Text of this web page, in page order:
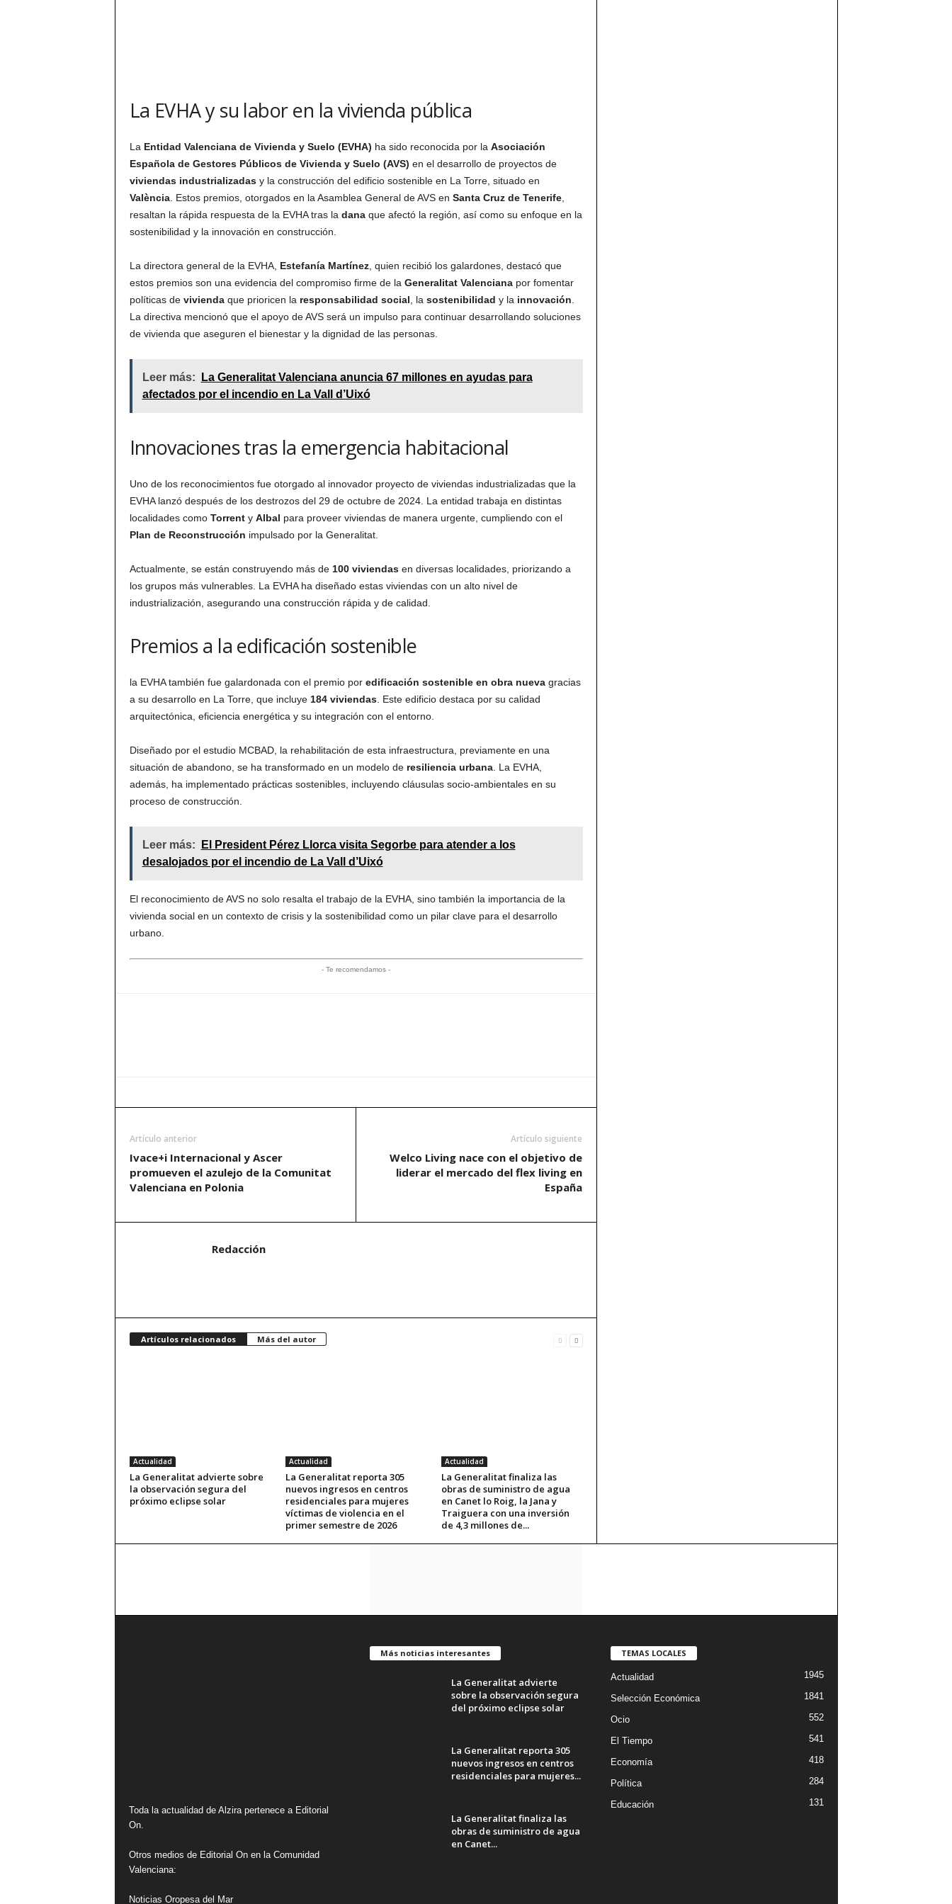
La EVHA y su labor en la vivienda pública
La Entidad Valenciana de Vivienda y Suelo (EVHA) ha sido reconocida por la Asociación
Española de Gestores Públicos de Vivienda y Suelo (AVS) en el desarrollo de proyectos de
viviendas industrializadasy la construcción del edificio sostenible en La Torre, situado en
València. Estos premios, otorgados en la Asamblea General de AVS en Santa Cruz de Tenerife,
resaltan la rápida respuesta de la EVHA tras la danaque afectó la región, así como su enfoque en la
sostenibilidad y la innovación en construcción.
La directora general de la EVHA, Estefanía Martínez, quien recibió los galardones, destacó que
estos premios son una evidencia del compromiso firme de la Generalitat Valencianapor fomentar
políticas de viviendaque prioricen la responsabilidad social, la sostenibilidad y la innovación.
La directiva mencionó que el apoyo de AVS será un impulso para continuar desarrollando soluciones
de vivienda que aseguren el bienestar y la dignidad de las personas.
Leer más:
La Generalitat Valenciana anuncia 67 millones en ayudas para
afectados por el incendio en La Vall d’Uixó
Innovaciones tras la emergencia habitacional
Uno de los reconocimientos fue otorgado al innovador proyecto de viviendas industrializadas que la
EVHA lanzó después de los destrozos del 29 de octubre de 2024. La entidad trabaja en distintas
localidades como Torrenty Albal para proveer viviendas de manera urgente, cumpliendo con el
Plan de Reconstrucción impulsado por la Generalitat.
Actualmente, se están construyendo más de 100 viviendasen diversas localidades, priorizando a
los grupos más vulnerables. La EVHA ha diseñado estas viviendas con un alto nivel de
industrialización, asegurando una construcción rápida y de calidad.
Premios a la edificación sostenible
la EVHA también fue galardonada con el premio por edificación sostenible en obra nuevagracias
a su desarrollo en La Torre, que incluye 184 viviendas. Este edificio destaca por su calidad
arquitectónica, eficiencia energética y su integración con el entorno.
Diseñado por el estudio MCBAD, la rehabilitación de esta infraestructura, previamente en una
situación de abandono, se ha transformado en un modelo de resiliencia urbana. La EVHA,
además, ha implementado prácticas sostenibles, incluyendo cláusulas socio-ambientales en su
proceso de construcción.
Leer más:
El President Pérez Llorca visita Segorbe para atender a los
desalojados por el incendio de La Vall d’Uixó
El reconocimiento de AVS no solo resalta el trabajo de la EVHA, sino también la importancia de la
vivienda social en un contexto de crisis y la sostenibilidad como un pilar clave para el desarrollo
urbano.
- Te recomendamos -
Artículo anterior
Ivace+i Internacional y Ascer
promueven el azulejo de la Comunitat
Valenciana en Polonia
Artículo siguiente
Welco Living nace con el objetivo de
liderar el mercado del flex living en
España
Redacción
Artículos relacionados Más del autor
Actualidad
La Generalitat advierte sobre
la observación segura del
próximo eclipse solar
Actualidad
La Generalitat reporta 305
nuevos ingresos en centros
residenciales para mujeres
víctimas de violencia en el
primer semestre de 2026
Actualidad
La Generalitat finaliza las
obras de suministro de agua
en Canet lo Roig, la Jana y
Traiguera con una inversión
de 4,3 millones de...
Toda la actualidad de Alzira pertenece a Editorial
On.
Otros medios de Editorial On en la Comunidad
Valenciana:
Noticias Oropesa del Mar
Más noticias interesantes
La Generalitat advierte
sobre la observación segura
del próximo eclipse solar
La Generalitat reporta 305
nuevos ingresos en centros
residenciales para mujeres...
La Generalitat finaliza las
obras de suministro de agua
en Canet...
TEMAS LOCALES
Actualidad 1945
Selección Económica 1841
Ocio 552
El Tiempo 541
Economía 418
Política 284
Educación 131